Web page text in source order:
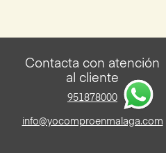
Contacta con atención
al cliente
951878000
info@yocomproenmalaga.com